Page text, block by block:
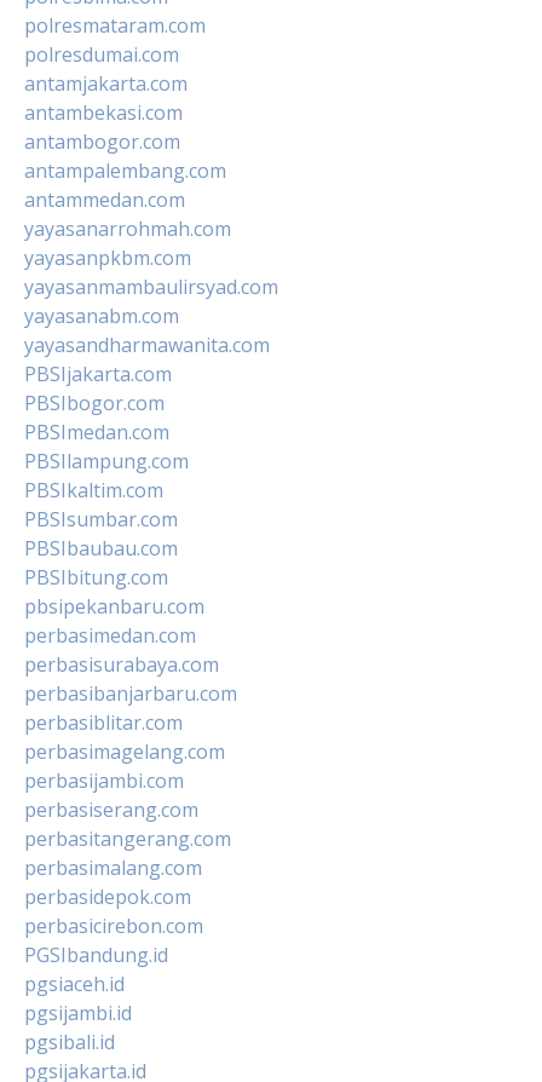
polresmataram.com
polresdumai.com
antamjakarta.com
antambekasi.com
antambogor.com
antampalembang.com
antammedan.com
yayasanarrohmah.com
yayasanpkbm.com
yayasanmambaulirsyad.com
yayasanabm.com
yayasandharmawanita.com
PBSIjakarta.com
PBSIbogor.com
PBSImedan.com
PBSIlampung.com
PBSIkaltim.com
PBSIsumbar.com
PBSIbaubau.com
PBSIbitung.com
pbsipekanbaru.com
perbasimedan.com
perbasisurabaya.com
perbasibanjarbaru.com
perbasiblitar.com
perbasimagelang.com
perbasijambi.com
perbasiserang.com
perbasitangerang.com
perbasimalang.com
perbasidepok.com
perbasicirebon.com
PGSIbandung.id
pgsiaceh.id
pgsijambi.id
pgsibali.id
pgsijakarta.id